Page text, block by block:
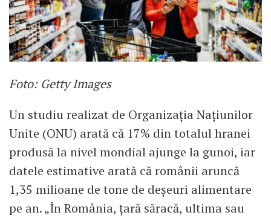
Foto: Getty Images
Un studiu realizat de Organizația Națiunilor
Unite (ONU) arată că 17% din totalul hranei
produsă la nivel mondial ajunge la gunoi, iar
datele estimative arată că românii aruncă
1,35 milioane de tone de deșeuri alimentare
pe an. „În România, țară săracă, ultima sau